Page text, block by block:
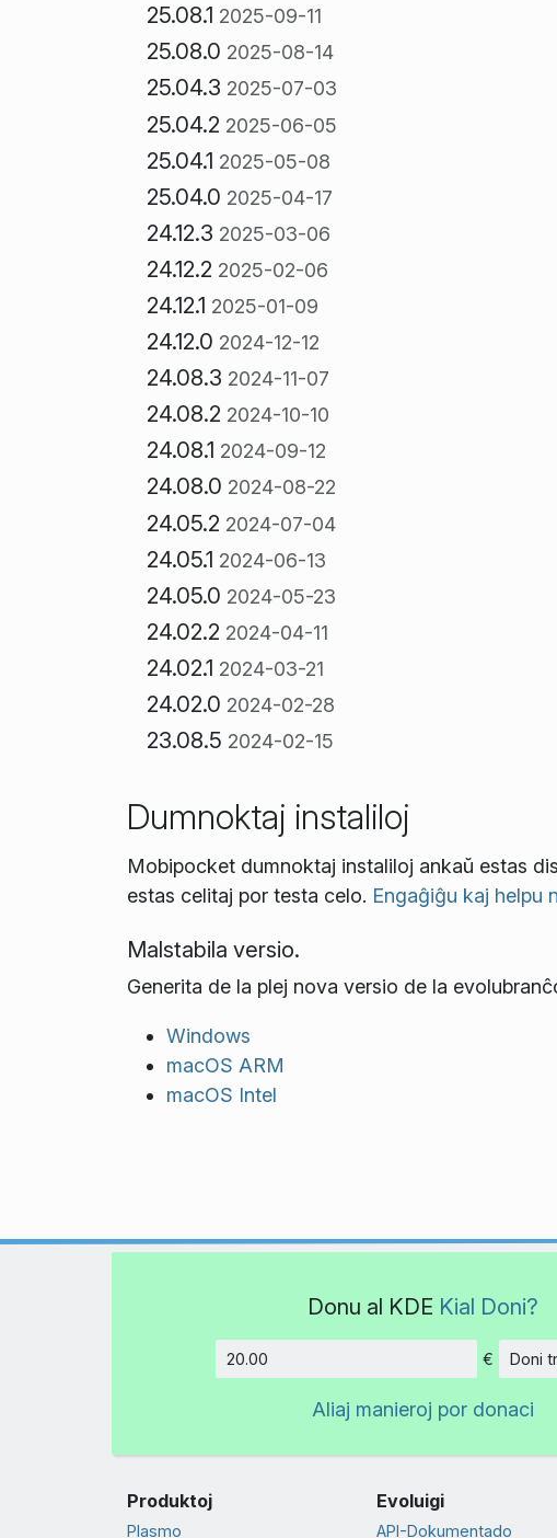
25.08.1 2025-09-11
25.08.0 2025-08-14
25.04.3 2025-07-03
25.04.2 2025-06-05
25.04.1 2025-05-08
25.04.0 2025-04-17
24.12.3 2025-03-06
24.12.2 2025-02-06
24.12.1 2025-01-09
24.12.0 2024-12-12
24.08.3 2024-11-07
24.08.2 2024-10-10
24.08.1 2024-09-12
24.08.0 2024-08-22
24.05.2 2024-07-04
24.05.1 2024-06-13
24.05.0 2024-05-23
24.02.2 2024-04-11
24.02.1 2024-03-21
24.02.0 2024-02-28
23.08.5 2024-02-15
Dumnoktaj instaliloj
Mobipocket dumnoktaj instaliloj ankaŭ estas
estas celitaj por testa celo. Engaĝiĝu kaj helpu
Malstabila versio.
Generita de la plej nova versio de la
Windows
macOS ARM
macOS Intel
Donu al KDE Kial Doni?
€ Doni
Aliaj manieroj por donaci
Produktoj
Plasmo
Evoluigi
API-Dokumentado